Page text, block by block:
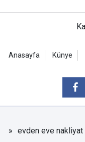
Anasayfa Künye
evden eve nakliyat